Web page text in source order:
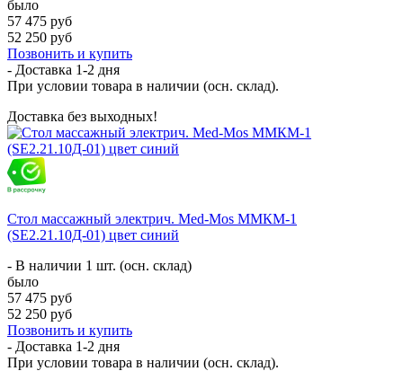
было
57 475 руб
52 250 руб
Позвонить и купить
- Доставка 1-2 дня
При условии товара в наличии (осн. склад).
Доставка без выходных!
Стол массажный электрич. Med-Mos ММКМ-1
(SE2.21.10Д-01) цвет синий
- В наличии 1 шт. (осн. склад)
было
57 475 руб
52 250 руб
Позвонить и купить
- Доставка 1-2 дня
При условии товара в наличии (осн. склад).